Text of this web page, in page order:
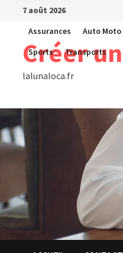
Passer7 août 2026
Assurances
Auto Moto
Sports
Transports
Créer
lalunaloca.fr